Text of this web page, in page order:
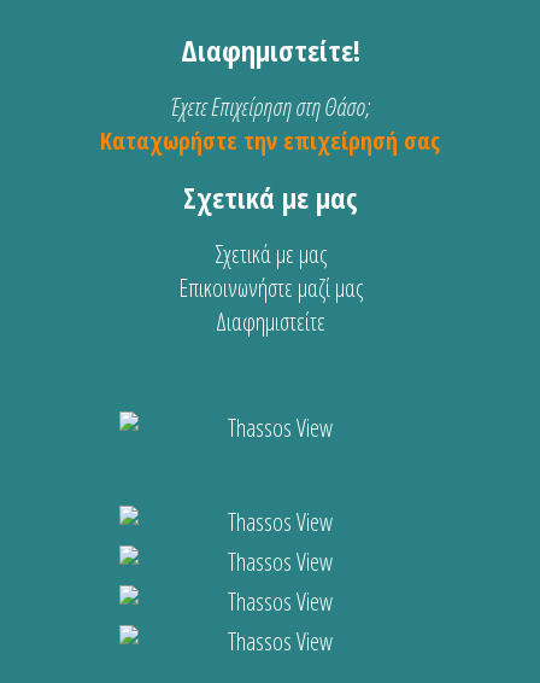
Διαφημιστείτε!
Έχετε Επιχείρηση στη Θάσο;
Καταχωρήστε την επιχείρησή σας
Σχετικά με μας
Σχετικά με μας
Επικοινωνήστε μαζί μας
Διαφημιστείτε